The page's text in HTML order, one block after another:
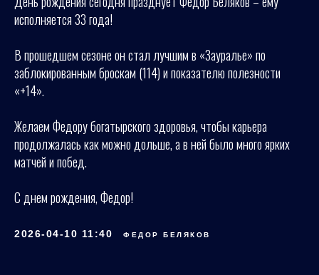
исполняется 33 года!
В прошедшем сезоне он стал лучшим в «Зауралье» по
заблокированным броскам (114) и показателю полезности
«+14».
Желаем Федору богатырского здоровья, чтобы карьера
продолжалась как можно дольше, а в ней было много ярких
матчей и побед.
С днем рождения, Федор!
2026-04-10 11:40 ФЕДОР БЕЛЯКОВ